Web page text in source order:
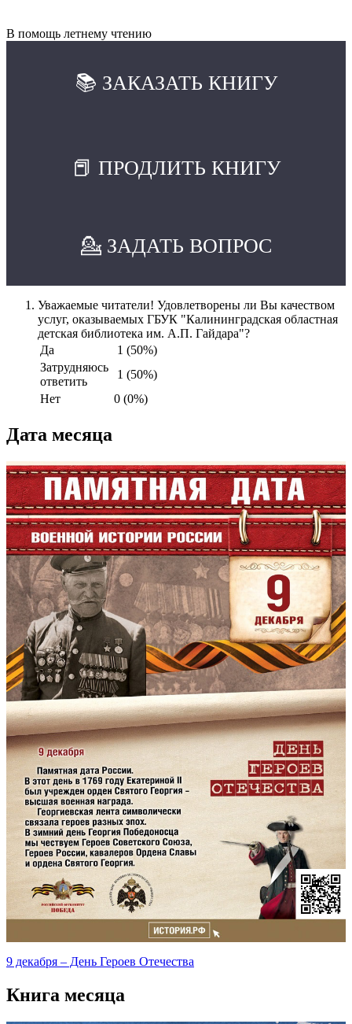
В помощь летнему чтению
📚 ЗАКАЗАТЬ КНИГУ
📕 ПРОДЛИТЬ КНИГУ
💁 ЗАДАТЬ ВОПРОС
Уважаемые читатели! Удовлетворены ли Вы качеством
услуг, оказываемых ГБУК "Калининградская областная
детская библиотека им. А.П. Гайдара"?
Да
1 (50%)
Затрудняюсь
ответить
1 (50%)
Нет
0 (0%)
Дата месяца
9 декабря – День Героев Отечества
Книга месяца